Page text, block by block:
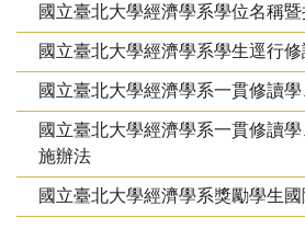
國立臺北大學經濟學系學位名稱
國立臺北大學經濟學系學生逕行
國立臺北大學經濟學系一貫修讀
國立臺北大學經濟學系一貫修讀
施辦法
國立臺北大學經濟學系獎勵學生